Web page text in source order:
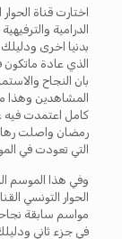
اختارت قناة
الدرامية
بدنيا اخرى
الذي عادة ماتكون
بان النجاح
المشاهدين وهذا
كامل اعتمدت فيه
رمضان واصلت
التي تعودت في
وفي هذا الموسم
الحوار التونسي
مواسم سابقة
في جزء ثاني